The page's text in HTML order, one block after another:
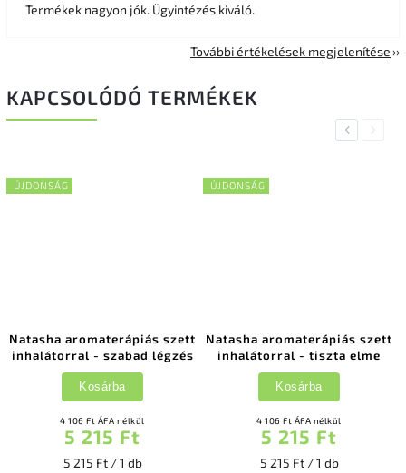
Termékek nagyon jók. Ügyintézés kiváló.
További értékelések megjelenítése
KAPCSOLÓDÓ TERMÉKEK
Previous
ÚJDONSÁG
Natasha aromaterápiás szett
inhalátorral - szabad légzés
4 106 Ft ÁFA nélkül
5 215 Ft
5 215 Ft / 1 db
Kosárba
ÚJDONSÁG
Natasha aromaterápiás szett
inhalátorral - tiszta elme
4 106 Ft ÁFA nélkül
5 215 Ft
5 215 Ft / 1 db
Kosárba
Next